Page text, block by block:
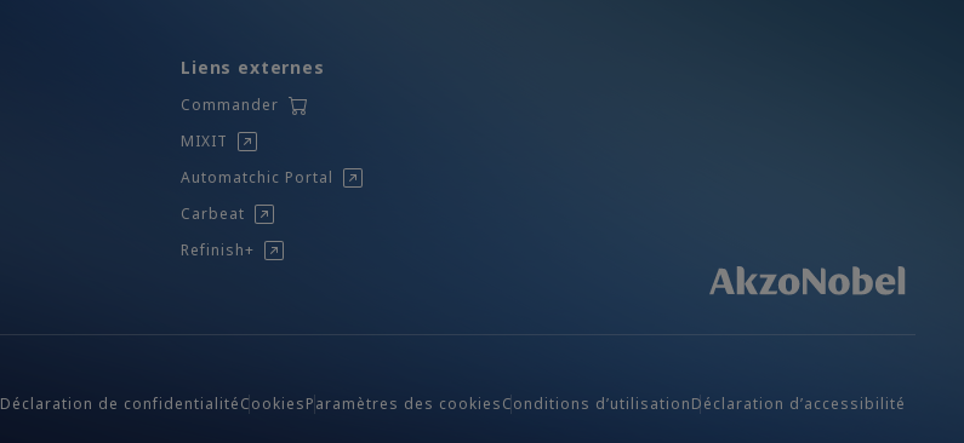
Liens externes
Commander
MIXIT
Automatchic Portal
Carbeat
Refinish+
Déclaration de confidentialitéCookiesParamètres des cookiesConditions d’utilisationDéclaration d’accessibilité